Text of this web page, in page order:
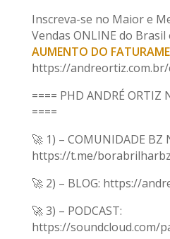
Inscreva-se no Maior e
Vendas ONLINE do
AUMENTO DO
https://
==== PHD ANDRÉ ORTIZ
====
🚀 1) – COMUNIDADE BZ
https://t.me/borabrilharbz
🚀 2) – BLOG: https://
🚀 3) – PODCAST:
https://soundcloud.com/